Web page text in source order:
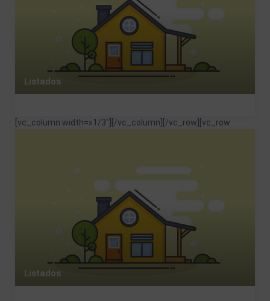
Listados
[vc_column width=»1/3″]
Listados
[/vc_column][/vc_row][vc_row